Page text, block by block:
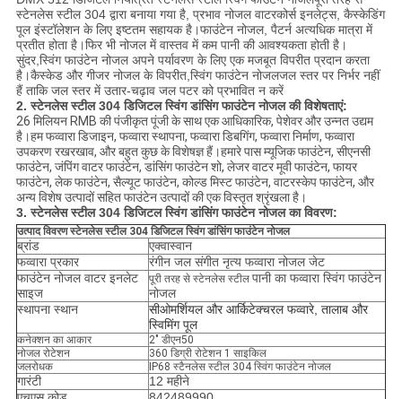
स्टेनलेस स्टील 304 द्वारा बनाया गया है, प्रभाव नोजल वाटरकोर्स इनलेट्स, कैस्केडिंग
पूल इंस्टॉलेशन के लिए इष्टतम सहायक है।फाउंटेन नोजल, पैटर्न अत्यधिक मात्रा में
प्रतीत होता है।फिर भी नोजल में वास्तव में कम पानी की आवश्यकता होती है।
सुंदर,स्विंग फाउंटेन नोजल अपने पर्यावरण के लिए एक मजबूत विपरीत प्रदान करता
है।कैस्केड और गीजर नोजल के विपरीत,स्विंग फाउंटेन नोजलजल स्तर पर निर्भर नहीं
हैं ताकि जल स्तर में उतार-चढ़ाव जल पटर को प्रभावित न करें
2. स्टेनलेस स्टील 304 डिजिटल स्विंग डांसिंग फाउंटेन नोजल की विशेषताएं:
26 मिलियन RMB की पंजीकृत पूंजी के साथ एक आधिकारिक, पेशेवर और उन्नत उद्यम
है।हम फव्वारा डिजाइन, फव्वारा स्थापना, फव्वारा डिबगिंग, फव्वारा निर्माण, फव्वारा
उपकरण रखरखाव, और बहुत कुछ के विशेषज्ञ हैं।हमारे पास म्यूजिक फाउंटेन, सीएनसी
फाउंटेन, जंपिंग वाटर फाउंटेन, डांसिंग फाउंटेन शो, लेजर वाटर मूवी फाउंटेन, फायर
फाउंटेन, लेक फाउंटेन, सैल्यूट फाउंटेन, कोल्ड मिस्ट फाउंटेन, वाटरस्केप फाउंटेन, और
अन्य विशेष उत्पादों सहित फाउंटेन उत्पादों की एक विस्तृत श्रृंखला है।
3. स्टेनलेस स्टील 304 डिजिटल स्विंग डांसिंग फाउंटेन नोजल का विवरण:
उत्पाद विवरण स्टेनलेस स्टील 304 डिजिटल स्विंग डांसिंग फाउंटेन नोजल
ब्रांड
एक्वास्वान
फव्वारा प्रकार
रंगीन जल संगीत नृत्य फव्वारा नोजल जेट
फाउंटेन नोजल वाटर इनलेट
साइज
पूरी तरह से स्टेनलेस स्टील पानी का फव्वारा स्विंग फाउंटेन
नोजल
स्थापना स्थान
सीओमर्शियल और आर्किटेक्चरल फव्वारे, तालाब और
स्विमिंग पूल
कनेक्शन का आकार
2" डीएन50
नोजल रोटेशन
360 डिग्री रोटेशन 1 साइकिल
जलरोधक
IP68 स्टैनलेस स्टील 304 स्विंग फाउंटेन नोजल
गारंटी
12 महीने